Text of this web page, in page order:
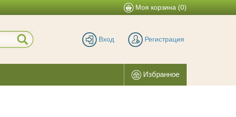
Вход Регистрация
Избранное
Моя корзина (0)